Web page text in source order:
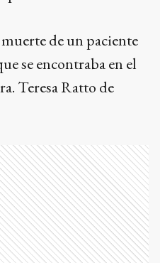
de un paciente
se encontraba en el
Teresa Ratto de